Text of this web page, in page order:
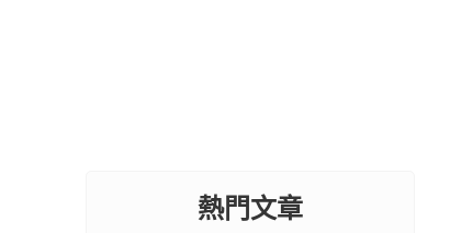
熱門文章